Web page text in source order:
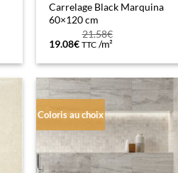
Carrelage Black Marquina
60×120 cm
21.58€
Le
initial
21.58€.
19.08€Le
actuel
19.08€.
TTC /m²
Coloris au choix